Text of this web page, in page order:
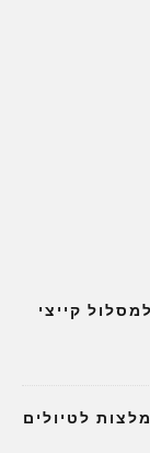
קייצי
לטיולים